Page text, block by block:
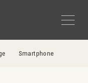
Smartphone